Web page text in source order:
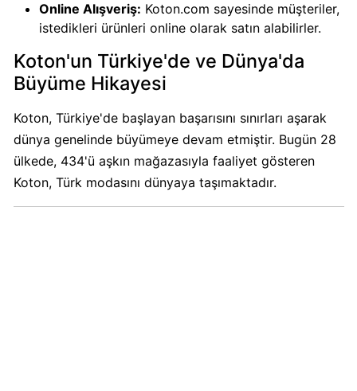
Danone
Boykot
mu?
Danone
Kimin
Sahibi
Kim?
Dominos
Online Alışveriş: Koton.com sayesinde müşteriler,
istedikleri ürünleri online olarak satın alabilirler.
Koton'un Türkiye'de ve Dünya'da
Büyüme Hikayesi
Koton, Türkiye'de başlayan başarısını sınırları aşarak
dünya genelinde büyümeye devam etmiştir. Bugün 28
ülkede, 434'ü aşkın mağazasıyla faaliyet gösteren
Koton, Türk modasını dünyaya taşımaktadır.